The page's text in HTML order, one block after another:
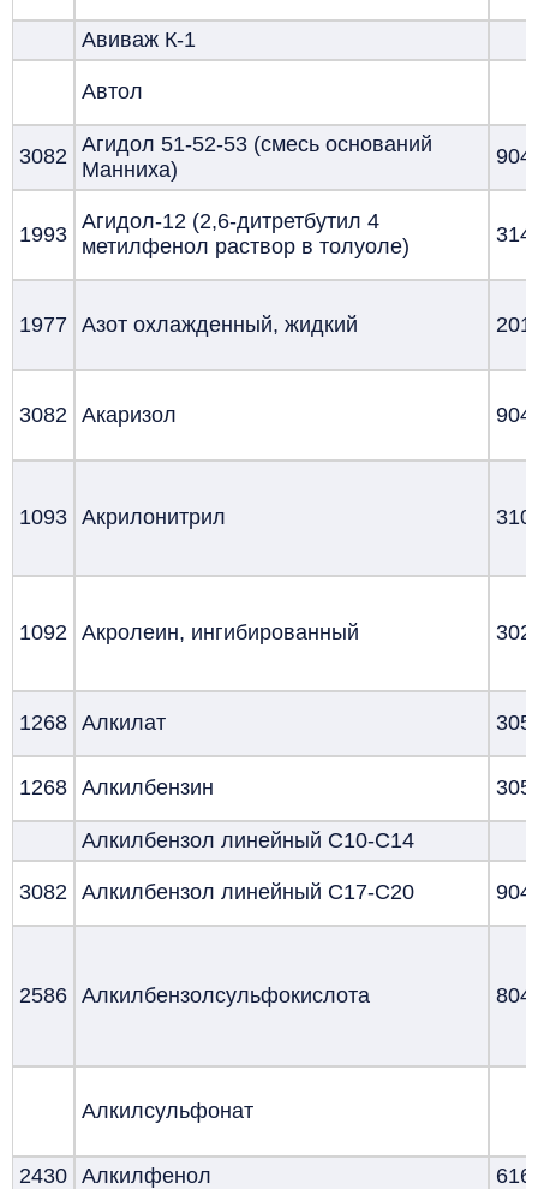
Авиваж К-1
Автол
3082
Агидол 51-52-53 (смесь оснований
Манниха)
904
1993
Агидол-12 (2,6-дитретбутил 4
метилфенол раствор в толуоле)
314
1977 Азот охлажденный, жидкий 201
3082 Акаризол 904
1093 Акрилонитрил 310
1092 Акролеин, ингибированный 302
1268 Алкилат 305
1268 Алкилбензин 305
Алкилбензол линейный С10-С14
3082 Алкилбензол линейный С17-С20 904
2586 Алкилбензолсульфокислота 804
Алкилсульфонат
2430 Алкилфенол 616